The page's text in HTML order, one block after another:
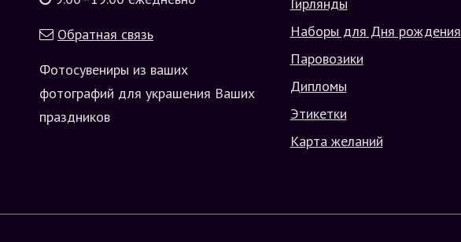
Обратная связь
Фотосувениры из ваших
фотографий для украшения Ваших
праздников
Наборы для Дня рождения
Паровозики
Дипломы
Этикетки
Карта желаний